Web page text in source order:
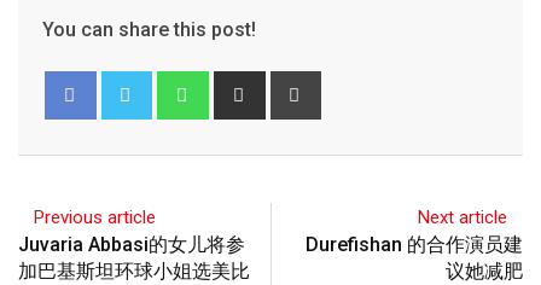
You can share this post!
Previous article
Juvaria Abbasi的女儿将参
加巴基斯坦环球小姐选美比
Next article
Durefishan 的合作演员建
议她减肥